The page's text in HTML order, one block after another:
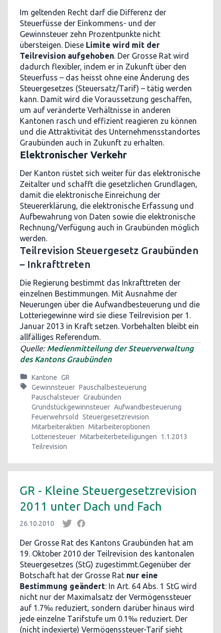
Im geltenden Recht darf die Differenz der
Steuerfüsse der Einkommens- und der
Gewinnsteuer zehn Prozentpunkte nicht
übersteigen. Diese Limite wird mit der
Teilrevision aufgehoben. Der Grosse Rat wird
dadurch flexibler, indem er in Zukunft über den
Steuerfuss – das heisst ohne eine Änderung des
Steuergesetzes (Steuersatz/Tarif) – tätig werden
kann. Damit wird die Voraussetzung geschaffen,
um auf veränderte Verhältnisse in anderen
Kantonen rasch und effizient reagieren zu können
und die Attraktivität des Unternehmensstandortes
Graubünden auch in Zukunft zu erhalten.
Elektronischer Verkehr
Der Kanton rüstet sich weiter für das elektronische
Zeitalter und schafft die gesetzlichen Grundlagen,
damit die elektronische Einreichung der
Steuererklärung, die elektronische Erfassung und
Aufbewahrung von Daten sowie die elektronische
Rechnung/Verfügung auch in Graubünden möglich
werden.
Teilrevision Steuergesetz Graubünden
– Inkrafttreten
Die Regierung bestimmt das Inkrafttreten der
einzelnen Bestimmungen. Mit Ausnahme der
Neuerungen über die Aufwandbesteuerung und die
Lotteriegewinne wird sie diese Teilrevision per 1.
Januar 2013 in Kraft setzen. Vorbehalten bleibt ein
allfälliges Referendum.
Quelle: Medienmitteilung der Steuerverwaltung
des Kantons Graubünden
Kantone GR
Gewinnsteuer Pauschalbesteuerung
Pauschalsteuer Graubünden
Grundstückgewinnsteuer Aufwandbesteuerung
Feuerwehrsold
Steuergesetzrevision
Mitarbeiteraktien Mitarbeiteroptionen
Lotteriesteuer Mitarbeiterbeteiligungen
1.1.2013
Teilrevision
GR - Kleine Steuergesetzrevision
2011 unter Dach und Fach
26.10.2010
Der Grosse Rat des Kantons Graubünden hat am
19. Oktober 2010 der Teilrevision des kantonalen
Steuergesetzes (StG) zugestimmt.Gegenüber der
Botschaft hat der Grosse Rat nur eine
Bestimmung geändert: In Art. 64 Abs. 1 StG wird
nicht nur der Maximalsatz der Vermögenssteuer
auf 1.7‰ reduziert, sondern darüber hinaus wird
jede einzelne Tarifstufe um 0.1‰ reduziert. Der
(nicht indexierte) Vermögenssteuer-Tarif sieht